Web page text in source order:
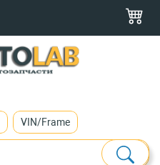
VIN/Frame